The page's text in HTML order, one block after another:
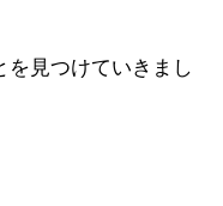
を見つけていきまし